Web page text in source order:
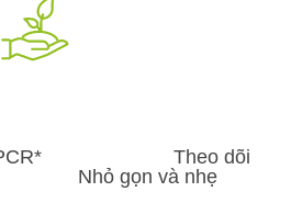
PCR* Theo dõi
gọn và nhẹ